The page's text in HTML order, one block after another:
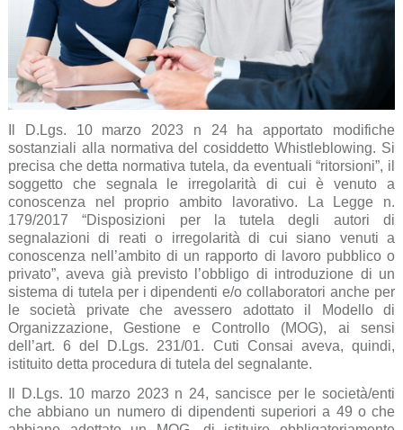
Il D.Lgs. 10 marzo 2023 n 24 ha apportato modifiche
sostanziali alla normativa del cosiddetto Whistleblowing. Si
precisa che detta normativa tutela, da eventuali “ritorsioni”, il
soggetto che segnala le irregolarità di cui è venuto a
conoscenza nel proprio ambito lavorativo. La Legge n.
179/2017 “Disposizioni per la tutela degli autori di
segnalazioni di reati o irregolarità di cui siano venuti a
conoscenza nell’ambito di un rapporto di lavoro pubblico o
privato”, aveva già previsto l’obbligo di introduzione di un
sistema di tutela per i dipendenti e/o collaboratori anche per
le società private che avessero adottato il Modello di
Organizzazione, Gestione e Controllo (MOG), ai sensi
dell’art. 6 del D.Lgs. 231/01. Cuti Consai aveva, quindi,
istituito detta procedura di tutela del segnalante.
Il D.Lgs. 10 marzo 2023 n 24, sancisce per le società/enti
che abbiano un numero di dipendenti superiori a 49 o che